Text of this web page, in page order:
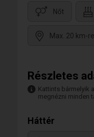
Nőt
Max. 20 km-
Részletes
Kattints bármelyik
megnézni minden
Háttér